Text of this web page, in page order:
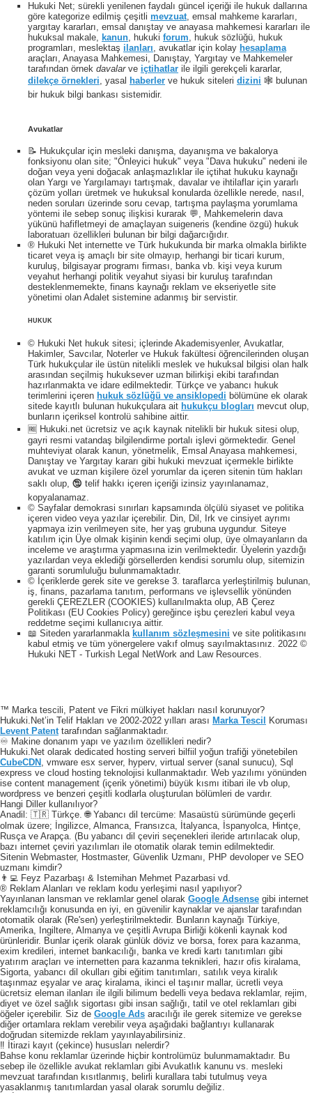
Hukuki Net; sürekli yenilenen faydalı güncel içeriği ile hukuk dallarına
göre kategorize edilmiş çeşitli mevzuat, emsal mahkeme kararları,
yargıtay kararları, emsal danıştay ve anayasa mahkemesi kararları ile
hukuksal makale, kanun, hukuki forum, hukuk sözlüğü, hukuk
programları, meslektaş ilanları, avukatlar için kolay hesaplama
araçları, Anayasa Mahkemesi, Danıştay, Yargıtay ve Mahkemeler
tarafından örnek davalarve içtihatlar ile ilgili gerekçeli kararlar,
dilekçe örnekleri, yasal haberler ve hukuk siteleri dizini 🕸 bulunan
bir hukuk bilgi bankası sistemidir.
Avukatlar
📝 Hukukçular için mesleki danışma, dayanışma ve bakalorya
fonksiyonu olan site; "Önleyici hukuk" veya "Dava hukuku" nedeni ile
doğan veya yeni doğacak anlaşmazlıklar ile içtihat hukuku kaynağı
olan Yargı ve Yargılamayı tartışmak, davalar ve ihtilaflar için yararlı
çözüm yolları üretmek ve hukuksal konularda özellikle nerede, nasıl,
neden soruları üzerinde soru cevap, tartışma paylaşma yorumlama
yöntemi ile sebep sonuç ilişkisi kurarak 💬, Mahkemelerin dava
yükünü hafifletmeyi de amaçlayan suigeneris (kendine özgü) hukuk
laboratuarı özellikleri bulunan bir bilgi dağarcığıdır.
® Hukuki Net internette ve Türk hukukunda bir marka olmakla birlikte
ticaret veya iş amaçlı bir site olmayıp, herhangi bir ticari kurum,
kuruluş, bilgisayar programı firması, banka vb. kişi veya kurum
veyahut herhangi politik veyahut siyasi bir kuruluş tarafından
desteklenmemekte, finans kaynağı reklam ve ekseriyetle site
yönetimi olan Adalet sistemine adanmış bir servistir.
HUKUK
© Hukuki Net hukuk sitesi; içlerinde Akademisyenler, Avukatlar,
Hakimler, Savcılar, Noterler ve Hukuk fakültesi öğrencilerinden oluşan
Türk hukukçular ile üstün nitelikli meslek ve hukuksal bilgisi olan halk
arasından seçilmiş hukuksever uzman bilirkişi ekibi tarafından
hazırlanmakta ve idare edilmektedir. Türkçe ve yabancı hukuk
terimlerini içeren hukuk sözlüğü ve ansiklopedi bölümüne ek olarak
sitede kayıtlı bulunan hukukçulara ait hukukçu blogları mevcut olup,
bunların içeriksel kontrolü sahibine aittir.
🆓 Hukuki.net ücretsiz ve açık kaynak nitelikli bir hukuk sitesi olup,
gayri resmi vatandaş bilgilendirme portalı işlevi görmektedir. Genel
muhteviyat olarak kanun, yönetmelik, Emsal Anayasa mahkemesi,
Danıştay ve Yargıtay kararı gibi hukuki mevzuat içermekle birlikte
avukat ve uzman kişilere özel yorumlar da içeren sitenin tüm hakları
saklı olup, 🕲 telif hakkı içeren içeriği izinsiz yayınlanamaz,
kopyalanamaz.
© Sayfalar demokrasi sınırları kapsamında ölçülü siyaset ve politika
içeren video veya yazılar içerebilir. Din, Dil, Irk ve cinsiyet ayrımı
yapmaya izin verilmeyen site, her yaş grubuna uygundur. Siteye
katılım için Üye olmak kişinin kendi seçimi olup, üye olmayanların da
inceleme ve araştırma yapmasına izin verilmektedir. Üyelerin yazdığı
yazılardan veya eklediği görsellerden kendisi sorumlu olup, sitemizin
garanti sorumluluğu bulunmamaktadır.
© İçeriklerde gerek site ve gerekse 3. taraflarca yerleştirilmiş bulunan,
iş, finans, pazarlama tanıtım, performans ve işlevsellik yönünden
gerekli ÇEREZLER (COOKIES) kullanılmakta olup, AB Çerez
Politikası (EU Cookies Policy) gereğince işbu çerezleri kabul veya
reddetme seçimi kullanıcıya aittir.
📖 Siteden yararlanmakla kullanım sözleşmesini ve site politikasını
kabul etmiş ve tüm yönergelere vakıf olmuş sayılmaktasınız. 2022 ©
Hukuki NET - Turkish Legal NetWork and Law Resources.
™ Marka tescili, Patent ve Fikri mülkiyet hakları nasıl korunuyor?
Hukuki.Net’in Telif Hakları ve 2002-2022 yılları arası Marka Tescil
Koruması
Levent Patent tarafından sağlanmaktadır.
♾️ Makine donanım yapı ve yazılım özellikleri nedir?
Hukuki.Net olarak dedicated hosting serveri bilfiil yoğun trafiği yönetebilen
CubeCDN
, vmware esx server, hyperv, virtual server (sanal sunucu), Sql
express ve cloud hosting teknolojisi kullanmaktadır. Web yazılımı yönünden
ise content management (içerik yönetimi) büyük kısmı itibari ile vb olup,
wordpress ve benzeri çeşitli kodlarla oluşturulan bölümleri de vardır.
Hangi Diller kullanılıyor?
Anadil: 🇹🇷 Türkçe. 🌐 Yabancı dil tercüme: Masaüstü sürümünde geçerli
olmak üzere; İngilizce, Almanca, Fransızca, İtalyanca, İspanyolca, Hintçe,
Rusça ve Arapça. (Bu yabancı dil çeviri seçenekleri ileride artırılacak olup,
bazı internet çeviri yazılımları ile otomatik olarak temin edilmektedir.
Sitenin Webmaster, Hostmaster, Güvenlik Uzmanı, PHP devoloper ve SEO
uzmanı kimdir?
👨‍💻 Feyz Pazarbaşı & Istemihan Mehmet Pazarbasi vd.
® Reklam Alanları ve reklam kodu yerleşimi nasıl yapılıyor?
Yayınlanan lansman ve reklamlar genel olarak Google Adsense gibi internet
reklamcılığı konusunda en iyi, en güvenilir kaynaklar ve ajanslar tarafından
otomatik olarak (Re'sen) yerleştirilmektedir. Bunların kaynağı Türkiye,
Amerika, Ingiltere, Almanya ve çeşitli Avrupa Birliği kökenli kaynak kod
ürünleridir. Bunlar içerik olarak günlük döviz ve borsa, forex para kazanma,
exim kredileri, internet bankacılığı, banka ve kredi kartı tanıtımları gibi
yatırım araçları ve internetten para kazanma teknikleri, hazır ofis kiralama,
Sigorta, yabancı dil okulları gibi eğitim tanıtımları, satılık veya kiralık
taşınmaz eşyalar ve araç kiralama, ikinci el taşınır mallar, ücretli veya
ücretsiz eleman ilanları ile ilgili bilimum bedelli veya bedava reklamlar, rejim,
diyet ve özel sağlık sigortası gibi insan sağlığı, tatil ve otel reklamları gibi
öğeler içerebilir. Siz de Google Ads aracılığı ile gerek sitemize ve gerekse
diğer ortamlara reklam verebilir veya aşağıdaki bağlantıyı kullanarak
doğrudan sitemizde reklam yayınlayabilirsiniz.
‼️ İtirazi kayıt (çekince) hususları nelerdir?
Bahse konu reklamlar üzerinde hiçbir kontrolümüz bulunmamaktadır. Bu
sebep ile özellikle avukat reklamları gibi Avukatlık kanunu vs. mesleki
mevzuat tarafından kısıtlanmış, belirli kurallara tabi tutulmuş veya
yasaklanmış tanıtımlardan yasal olarak sorumlu değiliz.